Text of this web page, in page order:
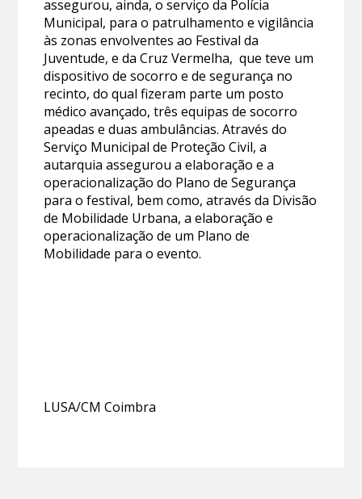
assegurou, ainda, o serviço da Polícia
Municipal, para o patrulhamento e vigilância
às zonas envolventes ao Festival da
Juventude, e da Cruz Vermelha, que teve um
dispositivo de socorro e de segurança no
recinto, do qual fizeram parte um posto
médico avançado, três equipas de socorro
apeadas e duas ambulâncias. Através do
Serviço Municipal de Proteção Civil, a
autarquia assegurou a elaboração e a
operacionalização do Plano de Segurança
para o festival, bem como, através da Divisão
de Mobilidade Urbana, a elaboração e
operacionalização de um Plano de
Mobilidade para o evento.
LUSA/CM Coimbra